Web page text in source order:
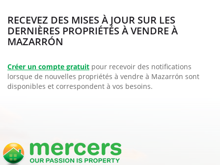
RECEVEZ DES MISES À JOUR SUR LES
DERNIÈRES PROPRIÉTÉS À VENDRE À
MAZARRÓN
Créer un compte gratuit pour recevoir des notifications
lorsque de nouvelles propriétés à vendre à Mazarrón sont
disponibles et correspondent à vos besoins.